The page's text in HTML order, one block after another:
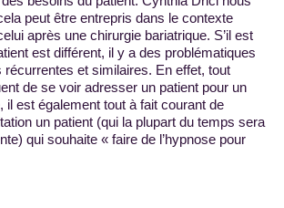
peut être entrepris dans le contexte
après une chirurgie bariatrique. S’il est
est différent, il y a des problématiques
récurrentes et similaires. En effet, tout
de se voir adresser un patient pour un
il est également tout à fait courant de
un patient (qui la plupart du temps sera
qui souhaite « faire de l’hypnose pour